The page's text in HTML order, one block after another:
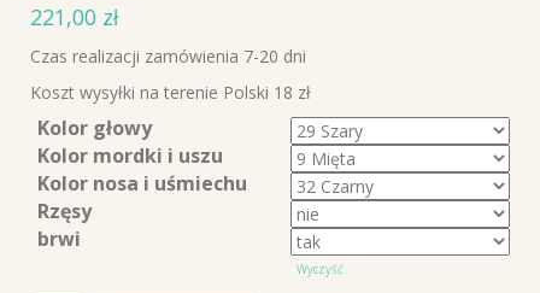
221,00 zł
Czas realizacji zamówienia 7-20 dni
Koszt wysyłki na terenie Polski 18 zł
Kolor głowy
Kolor mordki i uszu
Kolor nosa i uśmiechu
Rzęsy
brwi
Wyczyść